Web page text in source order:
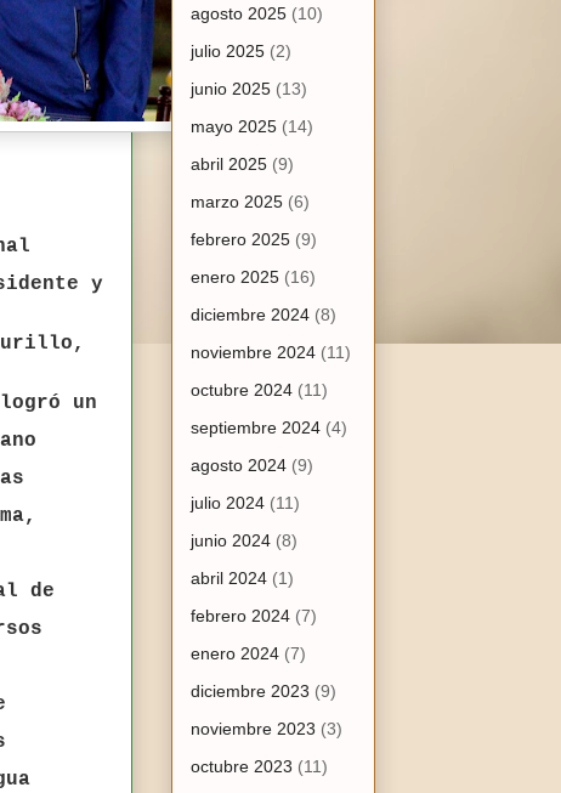
y
un
de
agosto 2025 (10)
julio 2025 (2)
junio 2025 (13)
mayo 2025 (14)
abril 2025 (9)
marzo 2025 (6)
febrero 2025 (9)
enero 2025 (16)
diciembre 2024 (8)
noviembre 2024 (11)
octubre 2024 (11)
septiembre 2024 (4)
agosto 2024 (9)
julio 2024 (11)
junio 2024 (8)
abril 2024 (1)
febrero 2024 (7)
enero 2024 (7)
diciembre 2023 (9)
noviembre 2023 (3)
octubre 2023 (11)